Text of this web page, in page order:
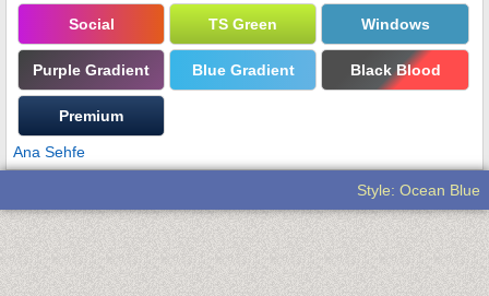
Social TS Green Windows
Purple Gradient Blue Gradient Black Blood
Premium
Ana Sehfe
Style: Ocean Blue